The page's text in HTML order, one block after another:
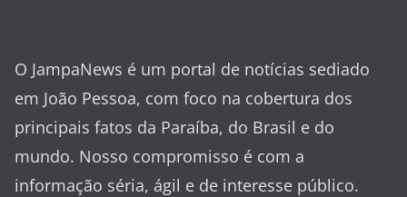
O JampaNews é um portal de notícias sediado
em João Pessoa, com foco na cobertura dos
principais fatos da Paraíba, do Brasil e do
mundo. Nosso compromisso é com a
informação séria, ágil e de interesse público.